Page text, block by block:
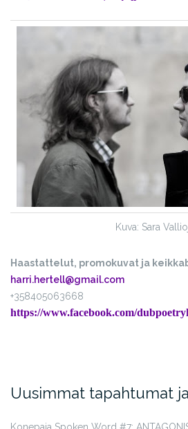
Kuva: Sara
Haastattelut, promokuvat ja
harri.hertell@gmail.com
+358405063668
https://www.facebook.com/
Uusimmat tapahtumat
Konepaja Spoken Word #7: